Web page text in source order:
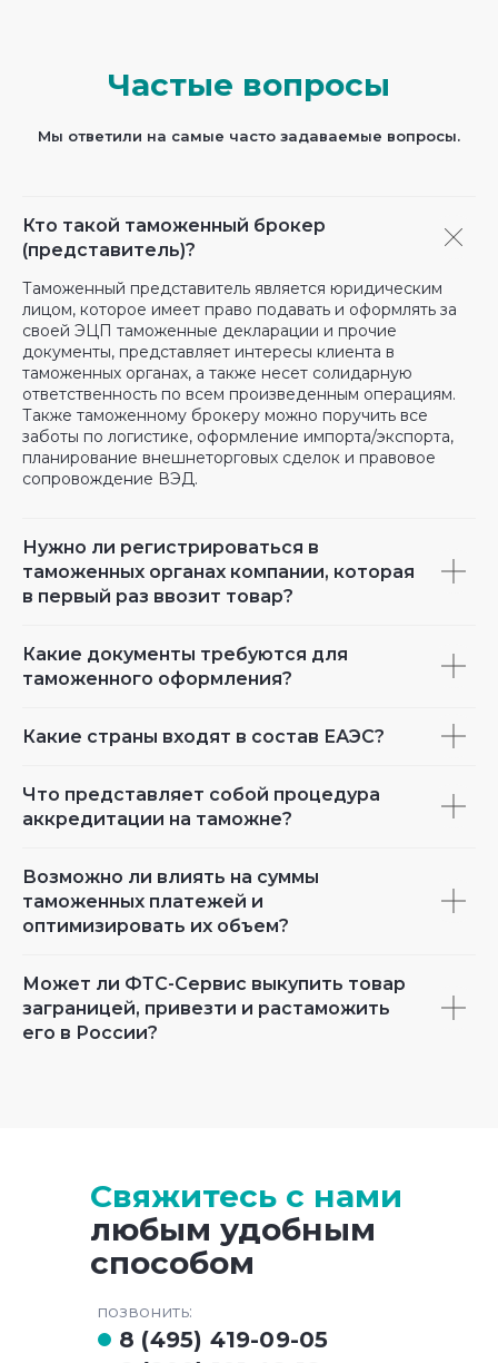
Частые вопросы
Мы ответили на самые часто задаваемые вопросы.
Кто такой таможенный брокер
(представитель)?
Таможенный представитель является юридическим
лицом, которое имеет право подавать и оформлять за
своей ЭЦП таможенные декларации и прочие
документы, представляет интересы клиента в
таможенных органах, а также несет солидарную
ответственность по всем произведенным операциям.
Также таможенному брокеру можно поручить все
заботы по логистике, оформление импорта/экспорта,
планирование внешнеторговых сделок и правовое
сопровождение ВЭД.
Нужно ли регистрироваться в
таможенных органах компании, которая
в первый раз ввозит товар?
Какие документы требуются для
таможенного оформления?
Какие страны входят в состав ЕАЭС?
Что представляет собой процедура
аккредитации на таможне?
Возможно ли влиять на суммы
таможенных платежей и
оптимизировать их объем?
Может ли ФТС-Сервис выкупить товар
заграницей, привезти и растаможить
его в России?
8 (495) 419-09-05
позвонить:
Свяжитесь с нами
любым удобным
способом